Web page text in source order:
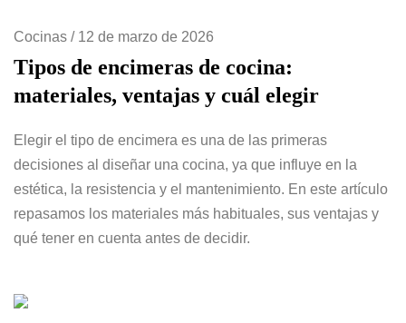
Cocinas / 12 de marzo de 2026
Tipos de encimeras de cocina:
materiales, ventajas y cuál elegir
Elegir el tipo de encimera es una de las primeras
decisiones al diseñar una cocina, ya que influye en la
estética, la resistencia y el mantenimiento. En este artículo
repasamos los materiales más habituales, sus ventajas y
qué tener en cuenta antes de decidir.